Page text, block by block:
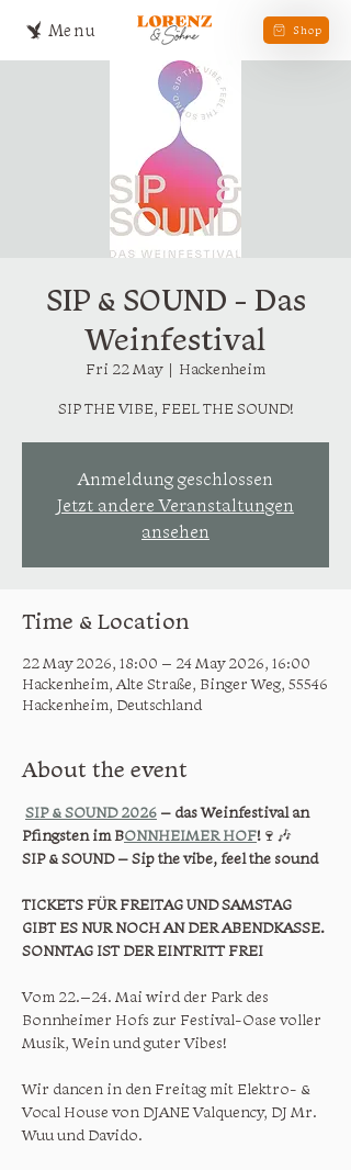
Menu Shop
SIP & SOUND - Das
Weinfestival
Fri 22 May
  |
Hackenheim
SIP THE VIBE, FEEL THE SOUND!
Anmeldung geschlossen
Jetzt andere Veranstaltungen
ansehen
Time & Location
22 May 2026, 18:00 – 24 May 2026, 16:00
Hackenheim, Alte Straße, Binger Weg, 55546
Hackenheim, Deutschland
About the event
SIP & SOUND 2026 – das Weinfestival an
Pfingsten im BONNHEIMER HOF! 🍷🎶
SIP & SOUND – Sip the vibe, feel the sound
TICKETS FÜR FREITAG UND SAMSTAG
GIBT ES NUR NOCH AN DER ABENDKASSE.
SONNTAG IST DER EINTRITT FREI
Vom 22.–24. Mai wird der Park des
Bonnheimer Hofs zur Festival-Oase voller
Musik, Wein und guter Vibes!
Wir dancen in den Freitag mit Elektro- &
Vocal House von DJANE Valquency, DJ Mr.
Wuu und Davido.